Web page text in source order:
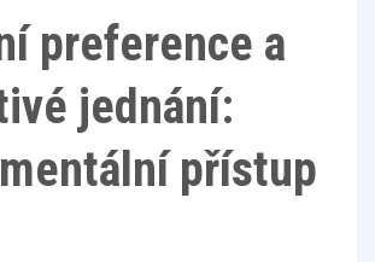
preference a
jednání:
přístup